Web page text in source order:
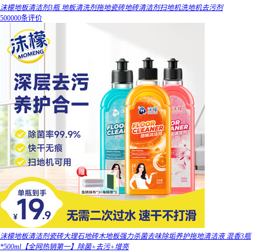
沫檬地板清洁剂3瓶 地板清洗剂拖地瓷砖地砖清洁剂扫地机洗地机去污剂
500000条评价
沫檬地板清洁剂瓷砖大理石地砖木地板强力杀菌去味除垢养护拖地清洁液 混香3瓶
*500ml【全网热销第一】除菌+去污+增亮